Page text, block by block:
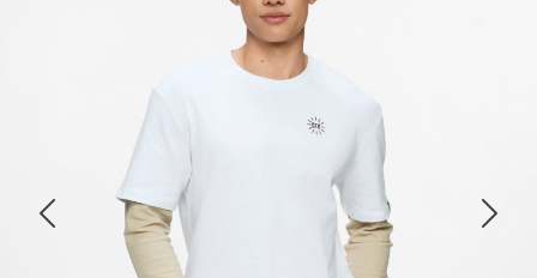
Previous
Next